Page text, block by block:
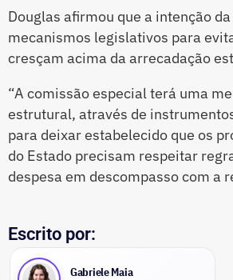
Douglas afirmou que a intenção
mecanismos legislativos para
cresçam acima da arrecadação
“A comissão especial terá uma
estrutural, através de
para deixar estabelecido que os
do Estado precisam respeitar
despesa em descompasso com a
Escrito por:
Gabriele Maia